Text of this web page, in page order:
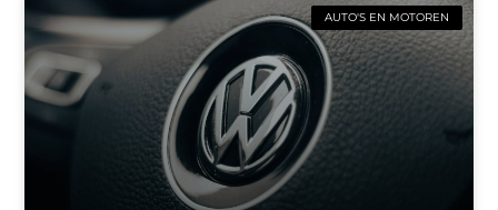
AUTO'S EN MOTOREN